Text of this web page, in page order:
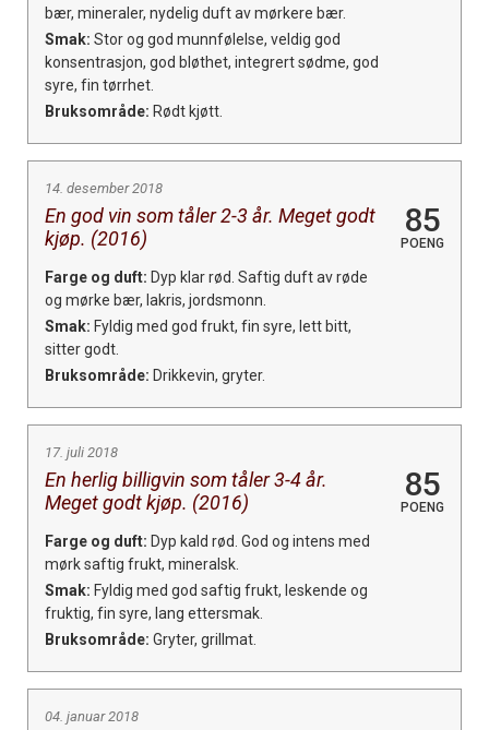
bær, mineraler, nydelig duft av mørkere bær.
Smak: Stor og god munnfølelse, veldig god
konsentrasjon, god bløthet, integrert sødme, god
syre, fin tørrhet.
Bruksområde: Rødt kjøtt.
14. desember 2018
En god vin som tåler 2-3 år. Meget godt
kjøp. (2016)
85
POENG
Farge og duft: Dyp klar rød. Saftig duft av røde
og mørke bær, lakris, jordsmonn.
Smak: Fyldig med god frukt, fin syre, lett bitt,
sitter godt.
Bruksområde: Drikkevin, gryter.
17. juli 2018
En herlig billigvin som tåler 3-4 år.
Meget godt kjøp. (2016)
85
POENG
Farge og duft: Dyp kald rød. God og intens med
mørk saftig frukt, mineralsk.
Smak: Fyldig med god saftig frukt, leskende og
fruktig, fin syre, lang ettersmak.
Bruksområde: Gryter, grillmat.
04. januar 2018